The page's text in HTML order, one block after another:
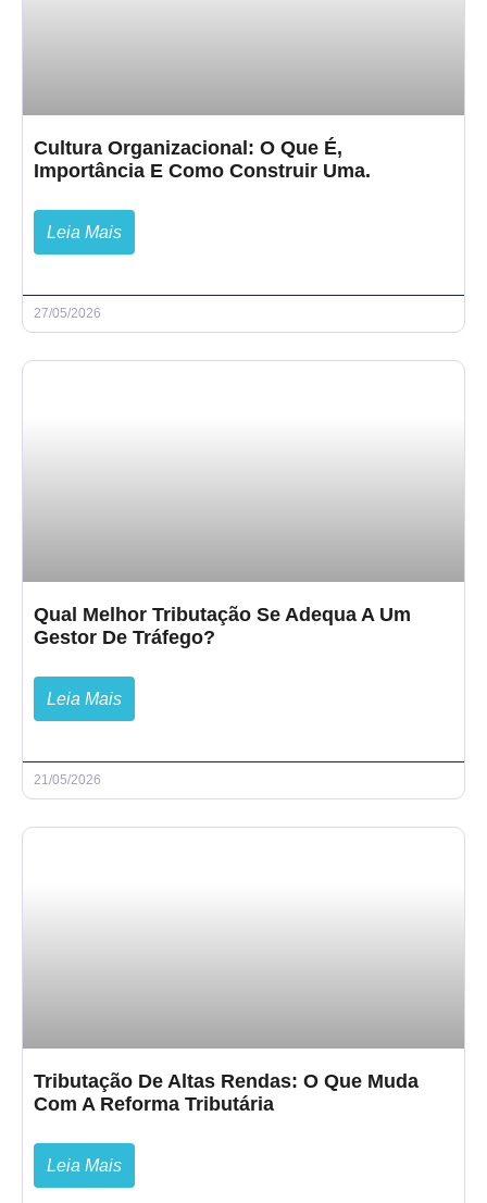
Cultura Organizacional: O Que É,
Importância E Como Construir Uma.
Leia Mais
27/05/2026
Qual Melhor Tributação Se Adequa A Um
Gestor De Tráfego?
Leia Mais
21/05/2026
Tributação De Altas Rendas: O Que Muda
Com A Reforma Tributária
Leia Mais